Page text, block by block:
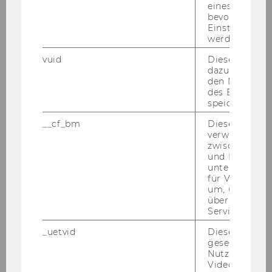
Univ.Prof. Dr. Sebastian Kummer
o. Univ.Prof. Dr. Chris­toph Ba­delt, Rek­tor
Mitteilungsblatt vom 28. Jänner 2009, 20.
Stück136)
Wirtschaftsuniversität Wien die Erhöhung des
Frauenanteils beim wissenschaftlichen
Personal zum Ziel gesetzt hat, werden
qualifizierte Frauen ausdrücklich aufgefordert,
eines Vimeo-
bevorzugten
werden.
vuid
Dieser
dazu
den
des
speichern.
__cf_bm
Dieses
verwendet,
zwischen
und Bots zu
für Vimeo
um, um
über die
Service zu
_uetvid
Dieses
gesetzt, um
Nutzung des
Videoplayers